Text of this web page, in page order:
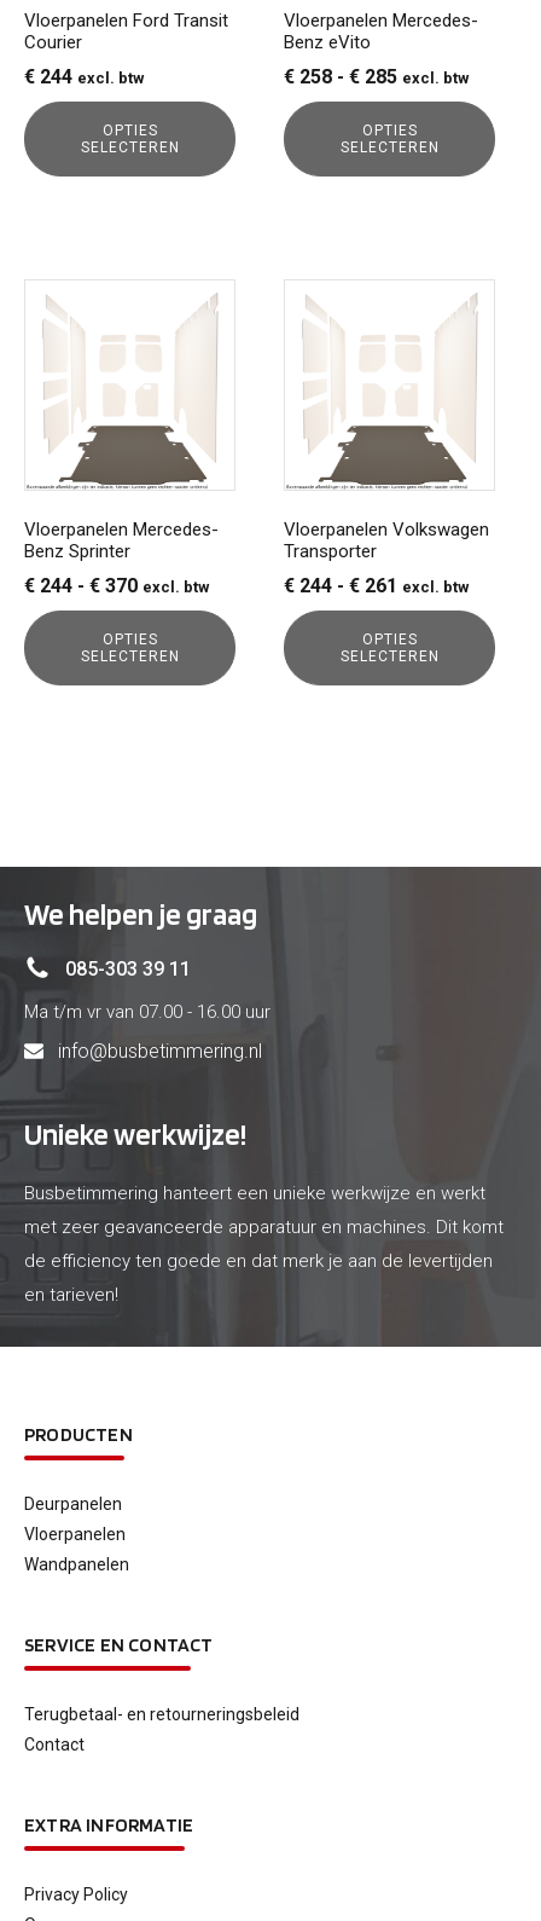
Vloerpanelen Ford Transit
Courier
€ 244 excl. btw
OPTIES
SELECTEREN
gekozen
worden
op
de
productpagina
Vloerpanelen Mercedes-
Benz eVito
€ 258 - € 285Prijsklasse:
€ 258
tot
excl. btw
OPTIES
SELECTEREN
gekozen
worden
op
de
productpagina
Vloerpanelen Mercedes-
Benz Sprinter
€ 244 - € 370Prijsklasse:
€ 244
tot
excl. btw
OPTIES
SELECTEREN
product
meerdere
variaties.
Deze
kan
gekozen
worden
op
de
productpagina
Vloerpanelen Volkswagen
Transporter
€ 244 - € 261 Prijsklasse:
€ 244
tot
excl. btw
OPTIES
SELECTEREN
product
meerdere
variaties.
Deze
kan
gekozen
worden
op
de
productpagina
We helpen je graag
085-303 39 11
Ma t/m vr van 07.00 - 16.00 uur
info@busbetimmering.nl
Unieke werkwijze!
Busbetimmering hanteert een unieke werkwijze en werkt
met zeer geavanceerde apparatuur en machines. Dit komt
de efficiency ten goede en dat merk je aan de levertijden
en tarieven!
PRODUCTEN
Deurpanelen
Vloerpanelen
Wandpanelen
SERVICE EN CONTACT
Terugbetaal- en retourneringsbeleid
Contact
EXTRA INFORMATIE
Privacy Policy